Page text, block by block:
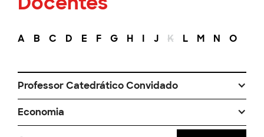
A B C D E F G H I J K L M N O
Professor Catedrático Convidado
Economia